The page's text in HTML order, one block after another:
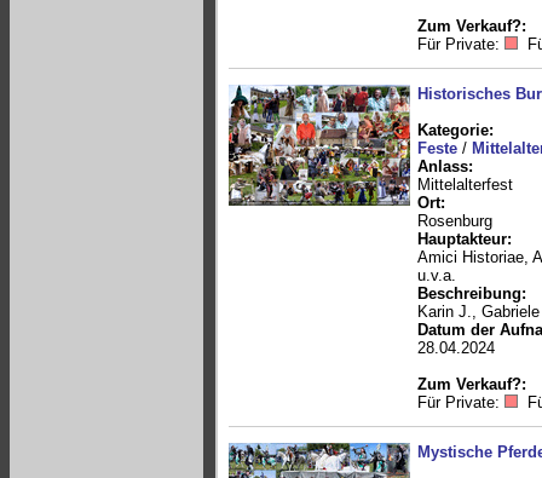
Zum Verkauf?:
Für Private:
Historisches
Kategorie:
Feste /
Anlass:
Mittelalterfest
Ort:
Rosenburg
Hauptakteur:
Amici Historiae,
u.v.a.
Beschreibung:
Karin J.,
Datum der
28.04.2024
Zum Verkauf?:
Für Private:
Mystische